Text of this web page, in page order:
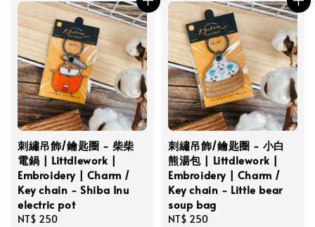
刺繡吊飾/鑰匙圈 - 柴柴
電鍋 | Littdlework |
Embroidery | Charm /
Key chain - Shiba Inu
electric pot
Regular
NT$ 250
刺繡吊飾/鑰匙圈 - 小白
熊湯包 | Littdlework |
Embroidery | Charm /
Key chain - Little bear
soup bag
Regular
NT$ 250